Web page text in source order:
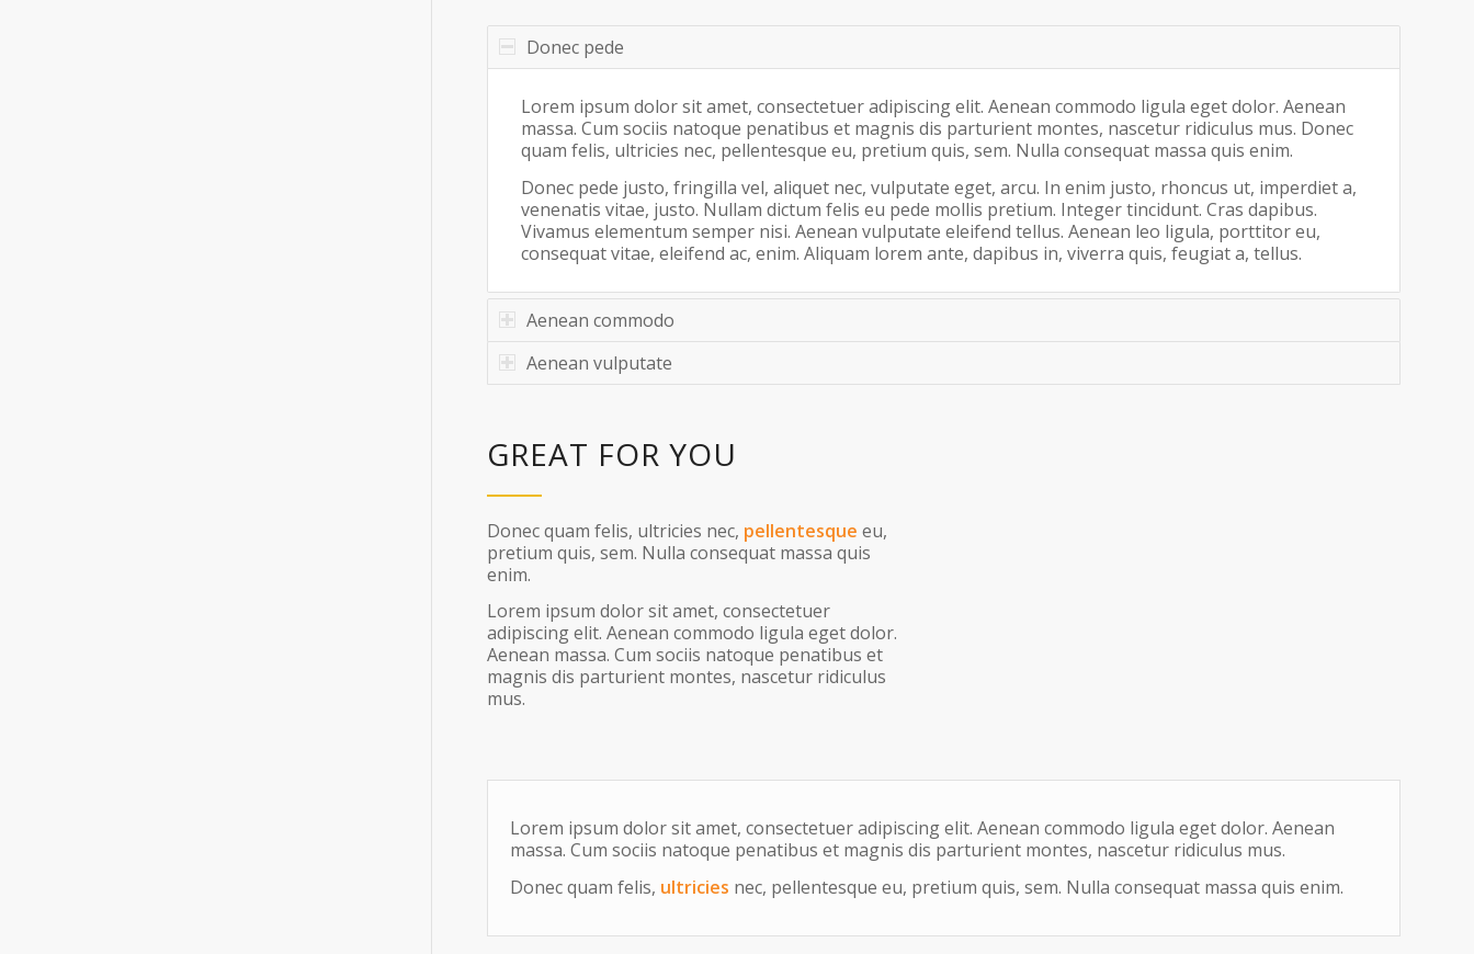
Donec pede
Lorem ipsum dolor sit amet, consectetuer adipiscing elit. Aenean commodo ligula eget dolor. Aenean
massa. Cum sociis natoque penatibus et magnis dis parturient montes, nascetur ridiculus mus. Donec
quam felis, ultricies nec, pellentesque eu, pretium quis, sem. Nulla consequat massa quis enim.
Donec pede justo, fringilla vel, aliquet nec, vulputate eget, arcu. In enim justo, rhoncus ut, imperdiet a,
venenatis vitae, justo. Nullam dictum felis eu pede mollis pretium. Integer tincidunt. Cras dapibus.
Vivamus elementum semper nisi. Aenean vulputate eleifend tellus. Aenean leo ligula, porttitor eu,
consequat vitae, eleifend ac, enim. Aliquam lorem ante, dapibus in, viverra quis, feugiat a, tellus.
Aenean commodo
Aenean vulputate
GREAT FOR YOU
Donec quam felis, ultricies nec, pellentesque eu,
pretium quis, sem. Nulla consequat massa quis
enim.
Lorem ipsum dolor sit amet, consectetuer
adipiscing elit. Aenean commodo ligula eget dolor.
Aenean massa. Cum sociis natoque penatibus et
magnis dis parturient montes, nascetur ridiculus
mus.
Lorem ipsum dolor sit amet, consectetuer adipiscing elit. Aenean commodo ligula eget dolor. Aenean
massa. Cum sociis natoque penatibus et magnis dis parturient montes, nascetur ridiculus mus.
Donec quam felis, ultricies nec, pellentesque eu, pretium quis, sem. Nulla consequat massa quis enim.